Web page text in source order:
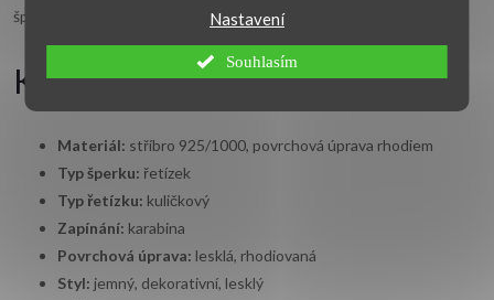
Nastavení
Souhlasím
šperku dodáváme krabičku zdarma.
Klíčové vlastnosti
Materiál: stříbro 925/1000, povrchová úprava rhodiem
Typ šperku: řetízek
Typ řetízku: kuličkový
Zapínání: karabina
Povrchová úprava: lesklá, rhodiovaná
Styl: jemný, dekorativní, lesklý